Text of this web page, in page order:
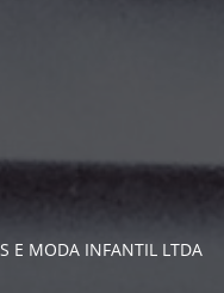
E MODA INFANTIL LTDA